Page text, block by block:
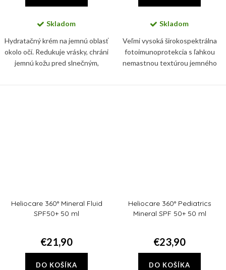
Skladom
Hydratačný krém na jemnú oblasť
okolo očí. Redukuje vrásky, chráni
jemnú kožu pred slnečným,
Skladom
Veľmi vysoká širokospektrálna
fotoimunoprotekcia s ľahkou
nemastnou textúrou jemného
Heliocare 360° Mineral Fluid
SPF50+ 50 ml
€21,90
DO KOŠÍKA
Heliocare 360° Pediatrics
Mineral SPF 50+ 50 ml
€23,90
DO KOŠÍKA